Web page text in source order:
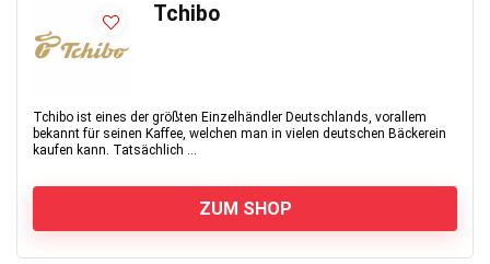
Tchibo
Tchibo ist eines der größten Einzelhändler Deutschlands, vorallem
bekannt für seinen Kaffee, welchen man in vielen deutschen Bäckerein
kaufen kann. Tatsächlich ...
ZUM SHOP